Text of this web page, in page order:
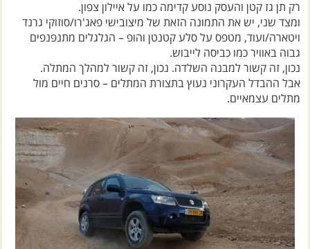
רק תן גז קטן והעסק נוסע קדימה כמו על איילון צפון.
ומצד שני, יש את התמונה הזאת של מיצובישי פאג'רו/סוזוקי גרנד
ויטארה/ועוד, מטפס על סלע קטנטן והופ – הגלגלים מתנפנפים
גבוה באוויר כמו כביסה לייבוש.
נכון, זה קשור למבנה השלדה. נכון, זה קשור למהלך המתלה.
אבל ההבדל העקרוני נעוץ בתצורת המתלים – סרנים חיים מול
מתלים עצמאיים.